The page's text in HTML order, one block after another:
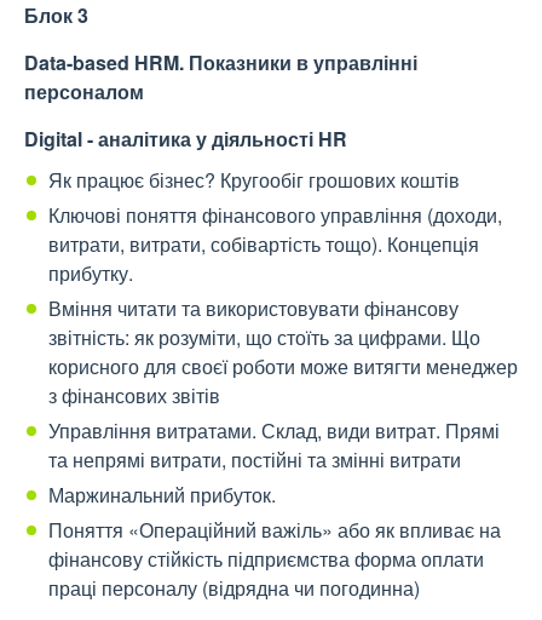
Блок 3
Data-based HRM. Показники в управлінні
персоналом
Digital - аналітика у діяльності HR
Як працює бізнес? Кругообіг грошових коштів
Ключові поняття фінансового управління (доходи,
витрати, витрати, собівартість тощо). Концепція
прибутку.
Вміння читати та використовувати фінансову
звітність: як розуміти, що стоїть за цифрами. Що
корисного для своєї роботи може витягти менеджер
з фінансових звітів
Управління витратами. Склад, види витрат. Прямі
та непрямі витрати, постійні та змінні витрати
Маржинальний прибуток.
Поняття «Операційний важіль» або як впливає на
фінансову стійкість підприємства форма оплати
праці персоналу (відрядна чи погодинна)